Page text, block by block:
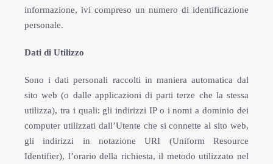
informazione, ivi compreso un numero di identificazione
personale.
Dati di Utilizzo
Sono i dati personali raccolti in maniera automatica dal
sito web (o dalle applicazioni di parti terze che la stessa
utilizza), tra i quali: gli indirizzi IP o i nomi a dominio dei
computer utilizzati dall’Utente che si connette al sito web,
gli indirizzi in notazione URI (Uniform Resource
Identifier), l’orario della richiesta, il metodo utilizzato nel